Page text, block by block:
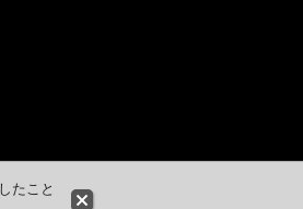
たこと